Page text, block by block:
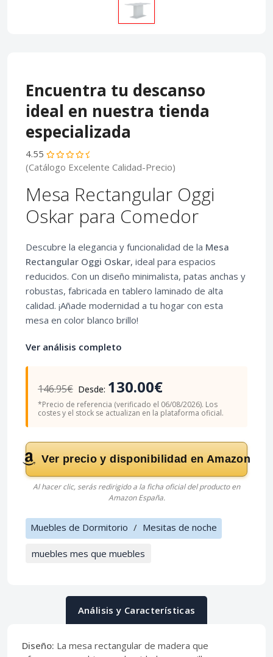
Encuentra tu descanso
ideal en nuestra tienda
especializada
4.55
(Catálogo Excelente Calidad-Precio)
Mesa Rectangular Oggi
Oskar para Comedor
Descubre la elegancia y funcionalidad de la Mesa
Rectangular Oggi Oskar, ideal para espacios
reducidos. Con un diseño minimalista, patas anchas y
robustas, fabricada en tablero laminado de alta
calidad. ¡Añade modernidad a tu hogar con esta
mesa en color blanco brillo!
Ver análisis completo
146.95€ Desde: 130.00€
*Precio de referencia (verificado el 06/08/2026). Los
costes y el stock se actualizan en la plataforma oficial.
Ver precio y disponibilidad en Amazon
Al hacer clic, serás redirigido a la ficha oficial del producto en
Amazon España.
Muebles de Dormitorio / Mesitas de noche
muebles mes que muebles
Análisis y Características
Diseño: La mesa rectangular de madera que